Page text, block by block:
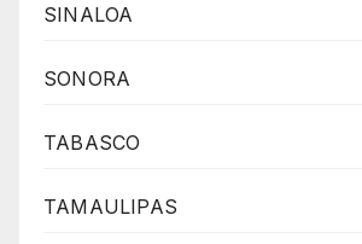
SINALOA
SONORA
TABASCO
TAMAULIPAS